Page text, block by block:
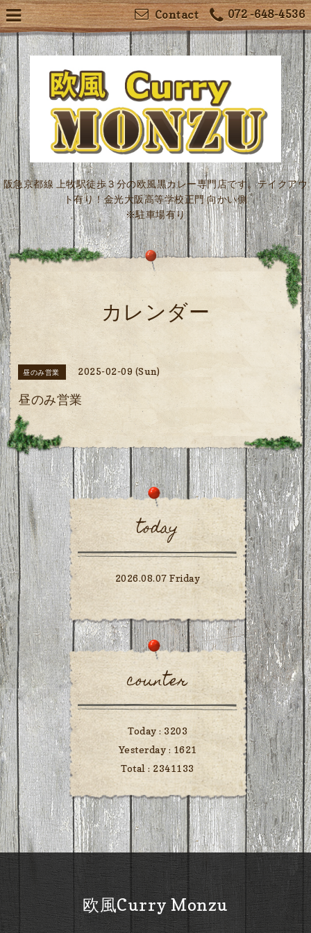
072 -648-4536
Contact
阪急京都線 上牧駅徒歩３分の欧風黒カレー専門店です。テイクアウ
ト有り！金光大阪高等学校正門 向かい側
※駐車場有り
カレンダー
昼のみ営業 2025-02-09 (Sun)
昼のみ営業
today
2026.08.07 Friday
counter
Today : 3203
Yesterday : 1621
Total : 2341133
欧風Curry Monzu